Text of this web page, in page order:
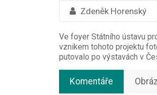
Zdeněk Horenský
Ve foyer Státního ústavu
vznikem tohoto projektu
putovalo po výstavách v
Komentáře